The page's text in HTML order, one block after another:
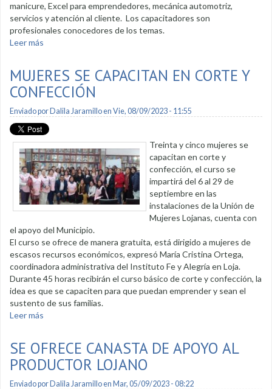
manicure, Excel para emprendedores, mecánica automotriz,
servicios y atención al cliente. Los capacitadores son
profesionales conocedores de los temas.
Leer más
MUJERES SE CAPACITAN EN CORTE Y
CONFECCIÓN
Enviado por Dalila Jaramilloen Vie, 08/09/2023 - 11:55
Treinta y cinco mujeres se
capacitan en corte y
confección, el curso se
impartirá del 6 al 29 de
septiembre en las
instalaciones de la Unión de
Mujeres Lojanas, cuenta con
el apoyo del Municipio.
El curso se ofrece de manera gratuita, está dirigido a mujeres de
escasos recursos económicos, expresó María Cristina Ortega,
coordinadora administrativa del Instituto Fe y Alegría en Loja.
Durante 45 horas recibirán el curso básico de corte y confección, la
idea es que se capaciten para que puedan emprender y sean el
sustento de sus familias.
Leer más
SE OFRECE CANASTA DE APOYO AL
PRODUCTOR LOJANO
Enviado por Dalila Jaramilloen Mar, 05/09/2023 - 08:22